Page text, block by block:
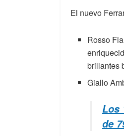
El nuevo
Rosso
brillantes
Giallo
Los
de